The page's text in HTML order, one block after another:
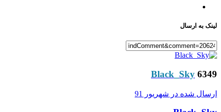
لینک به ارسال
Black_Sky 6349
ارسال شده در شهریور 91